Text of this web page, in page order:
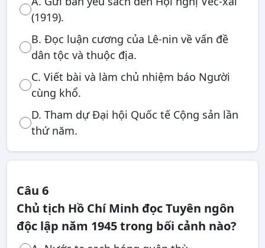
(1919).
B. Đọc luận cương của Lê-nin về vấn đề
dân tộc và thuộc địa.
C. Viết bài và làm chủ nhiệm báo Người
cùng khổ.
D. Tham dự Đại hội Quốc tế Cộng sản lần
thứ năm.
Câu 6
Chủ tịch Hồ Chí Minh đọc Tuyên ngôn
độc lập năm 1945 trong bối cảnh nào?